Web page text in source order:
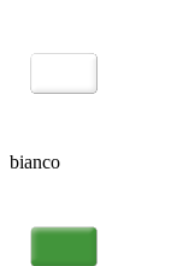
bianco